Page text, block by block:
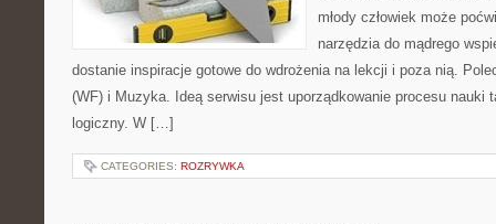
młody człowiek może
narzędzia do mądrego
dostanie inspiracje gotowe do wdrożenia na lekcji i poza nią.
(WF) i Muzyka. Ideą serwisu jest uporządkowanie procesu nauki
logiczny. W […]
CATEGORIES: ROZRYWKA